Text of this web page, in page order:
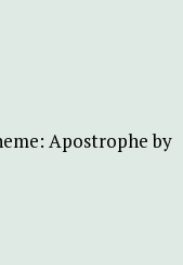
Apostrophe by